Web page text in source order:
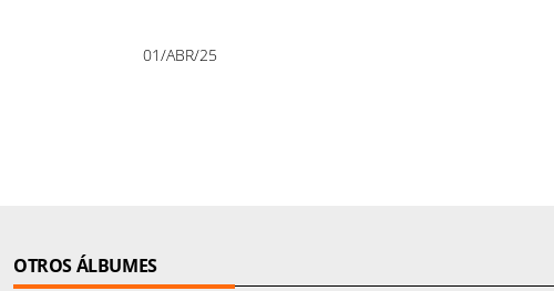
01/ABR/25
OTROS ÁLBUMES